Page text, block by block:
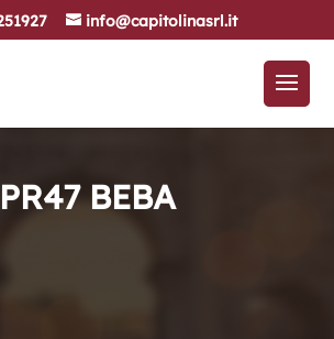
info@capitolinasrl.it
PR47 BEBA